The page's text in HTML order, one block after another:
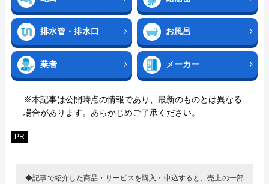
排水管・排水口 お風呂
業者 メーカー
※本記事は公開時点の情報であり、最新のものとは異なる
場合があります。あらかじめご了承ください。
PR
◆記事で紹介した商品・サービスを購入・申込すると、売上の一部